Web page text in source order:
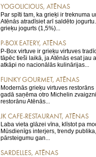
YOGOLICIOUS, ATĒNAS
Par spīti tam, ka grieķi ir treknuma
Atēnās atradīsiet arī saldēto
grieķu jogurts (1,5%)...
P-BOX EATERY, ATĒNAS
P-Box virtuve ir grieķu virtuves
tāpēc tieši laikā, ja Atēnās esat jau
atkāpi no nacionālās kulinārijas...
FUNKY GOURMET, ATĒNAS
Modernās grieķu virtuves
gadā saņēma otro Michelin
restorānu Atēnās...
JK CAFE-RESTAURANT, ATĒNAS
Laba vieta glāzei vīna, klīstot pa
Mūsdienīgs interjers, trendy
pārsteigumu gan...
SARDELLES, ATĒNAS